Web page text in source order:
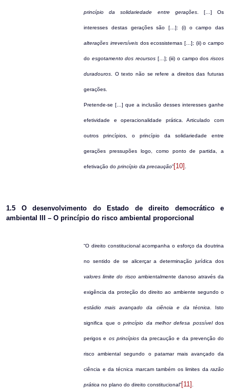
princípio da solidariedade entre gerações. […] Os
interesses destas gerações são […]: (i) o campo das
alterações irreversíveisdos ecossistemas […]; (ii) o campo
do esgotamento dos recursos […]; (iii) o campo dosriscos
duradouros. O texto não se refere a direitos das futuras
gerações.
Pretende-se […] que a inclusão desses interesses ganhe
efetividade e operacionalidade prática. Articulado com
outros princípios, o princípio da solidariedade entre
gerações pressupões logo, como ponto de partida, a
efetivação doprincípio da precaução”[10].
1.5 O desenvolvimento do Estado de direito democrático e
ambiental III – O princípio do risco ambiental proporcional
“O direito constitucional acompanha o esforço da doutrina
no sentido de se alicerçar a determinação jurídica dos
valores limite do riscoambientalmente danoso através da
exigência da proteção do direito ao ambiente segundo o
estádio mais avançado da ciência e da técnica. Isto
significa que oprincípio da melhor defesa possíveldos
perigos e os princípios da precaução e da prevenção do
risco ambiental segundo o patamar mais avançado da
ciência e da técnica marcam também os limites da razão
prática no plano do direito constitucional”[11].